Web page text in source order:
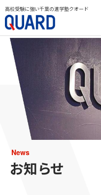
高校受験に強い千葉の進学塾クオード
News
お知らせ